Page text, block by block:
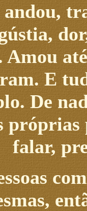
Amou
E
De
falar,